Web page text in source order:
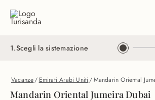
1.Scegli la sistemazione
Vacanze/ Emirati Arabi Uniti/Mandarin Oriental
Mandarin Oriental Jumeira Dubai